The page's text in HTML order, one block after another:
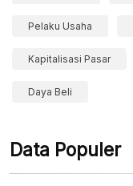
Pelaku Usaha
Kapitalisasi Pasar
Daya Beli
Data Populer